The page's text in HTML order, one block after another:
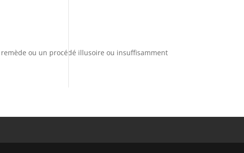
ou un procédé illusoire ou insuffisamment